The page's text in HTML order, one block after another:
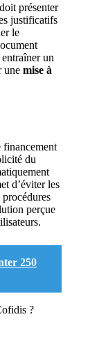
présenter
justificatifs
le
un
une mise à
financement
du
d’éviter les
procédures
perçue
250
?